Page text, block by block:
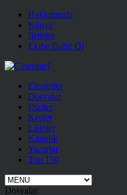
Hakkımızda
Künye
İletişim
Ekibe Dahil Ol
Eleştiriler
Dosyalar
Diziler
Keşfet
Listeler
Kitaplık
Yazarlar
Top 150
Dosyalar